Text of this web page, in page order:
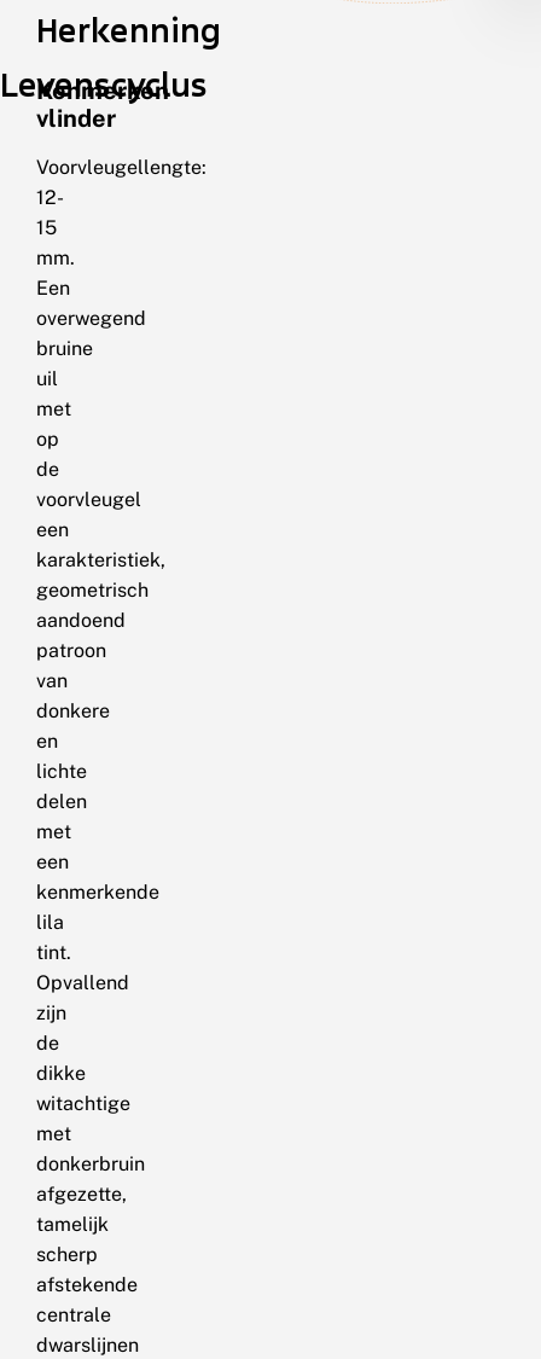
Levenscyclus
Herkenning
Kenmerken
vlinder
Voorvleugellengte:
12-
15
mm.
Een
overwegend
bruine
uil
met
op
de
voorvleugel
een
karakteristiek,
geometrisch
aandoend
patroon
van
donkere
en
lichte
delen
met
een
kenmerkende
lila
tint.
Opvallend
zijn
de
dikke
witachtige
met
donkerbruin
afgezette,
tamelijk
scherp
afstekende
centrale
dwarslijnen